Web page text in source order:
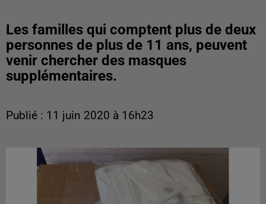
Les familles qui comptent plus de deux
personnes de plus de 11 ans, peuvent
venir chercher des masques
supplémentaires.
Publié : 11 juin 2020 à 16h23